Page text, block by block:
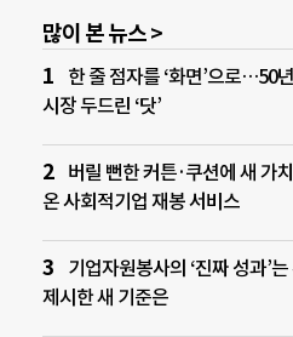
많이 본 뉴스 >
한 줄 점자를 ‘화면’으로…50
시장 두드린 ‘닷’
버릴 뻔한 커튼·쿠션에 새 가
온 사회적기업 재봉 서비스
기업자원봉사의 ‘진짜 성과’
제시한 새 기준은